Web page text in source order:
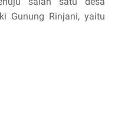
Gunung Rinjani, yaitu